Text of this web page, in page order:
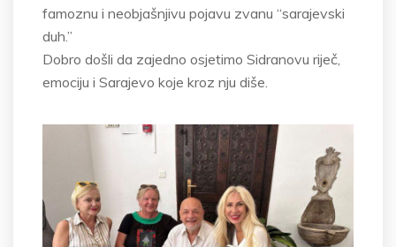
famoznu i neobjašnjivu pojavu zvanu “sarajevski
duh.”
Dobro došli da zajedno osjetimo Sidranovu riječ,
emociju i Sarajevo koje kroz nju diše.